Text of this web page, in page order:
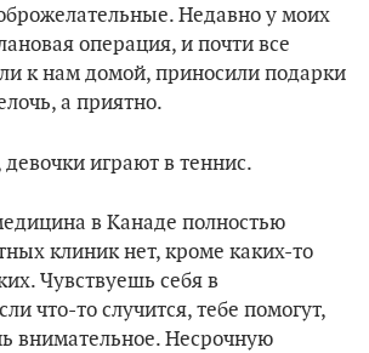
Недавно у моих
операция, и почти все
к нам домой, приносили подарки
а приятно.
в Канаде полностью
клиник нет, кроме каких-то
Чувствуешь себя в
что-то случится, тебе помогут,
внимательное. Несрочную